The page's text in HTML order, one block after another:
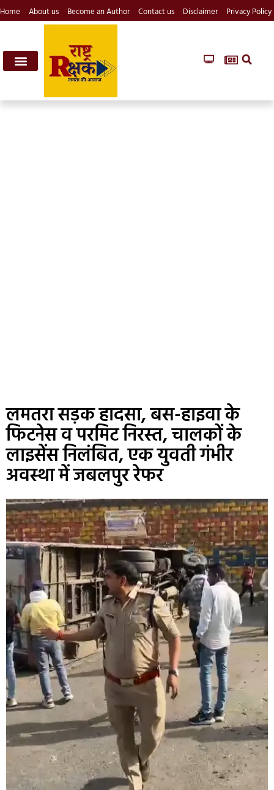
Home About us Become an Author Contact us Disclaimer Privacy Policy
लमतरा सड़क हादसा, बस-हाइवा के
फिटनेस व परमिट निरस्त, चालकों के
लाइसेंस निलंबित, एक युवती गंभीर
अवस्था में जबलपुर रेफर